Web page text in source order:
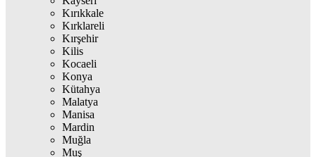
Kırıkkale
Kırklareli
Kırşehir
Kilis
Kocaeli
Konya
Kütahya
Malatya
Manisa
Mardin
Muğla
Muş